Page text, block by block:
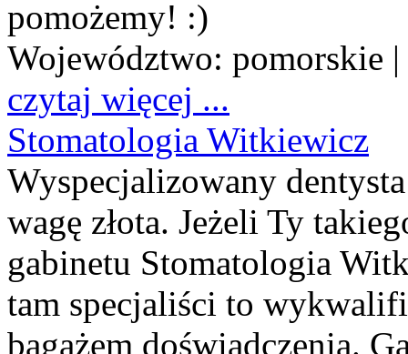
pomożemy! :)
Województwo: pomorskie
czytaj więcej ...
Stomatologia Witkiewicz
Wyspecjalizowany
wagę złota. Jeżeli Ty
gabinetu Stomatologia
tam specjaliści to
bagażem doświadczenia.